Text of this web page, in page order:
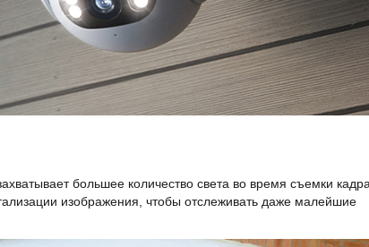
большее количество света во время съемки
изображения, чтобы отслеживать даже малейшие